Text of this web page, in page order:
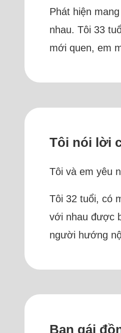
Phát hiện
nhau. Tôi 33
mới quen, em
Tôi nói lời
Tôi và em yêu
Tôi 32 tuổi, có
với nhau được
người hướng
Bạn gái